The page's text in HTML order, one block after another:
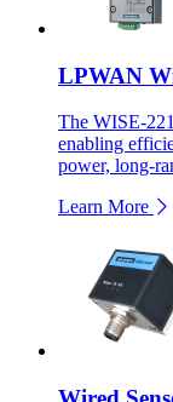
LPWAN
The WISE-
enabling
power, long-
Learn More